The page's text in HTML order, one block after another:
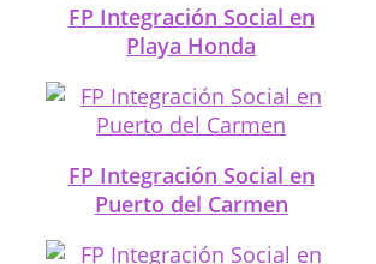
FP Integración Social en
Playa Honda
FP Integración Social en
Puerto del Carmen